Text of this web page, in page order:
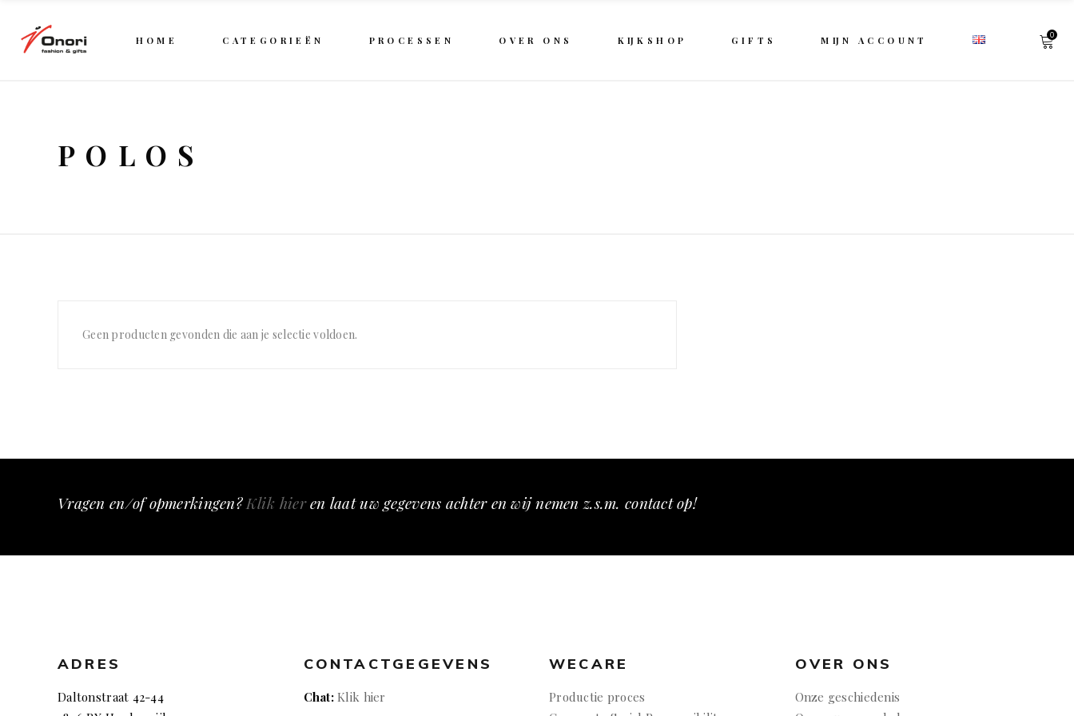
HOME CATEGORIEËN PROCESSEN OVER ONS KIJKSHOP GIFTS MIJN ACCOUNT 0
POLOS
Geen producten gevonden die aan je selectie voldoen.
Vragen en/of opmerkingen?Klik hieren laat uw gegevens achter en wij nemen z.s.m. contact op!
ADRES
Daltonstraat 42-44
CONTACTGEGEVENS
Chat:Klik hier
WECARE
Productie proces
OVER ONS
Onze geschiedenis